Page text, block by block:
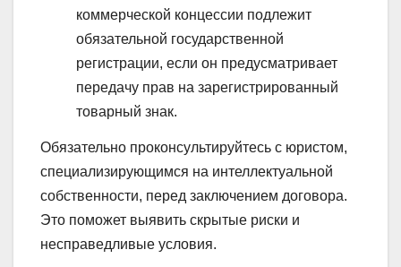
коммерческой концессии подлежит
обязательной государственной
регистрации, если он предусматривает
передачу прав на зарегистрированный
товарный знак.
Обязательно проконсультируйтесь с юристом,
специализирующимся на интеллектуальной
собственности, перед заключением договора.
Это поможет выявить скрытые риски и
несправедливые условия.